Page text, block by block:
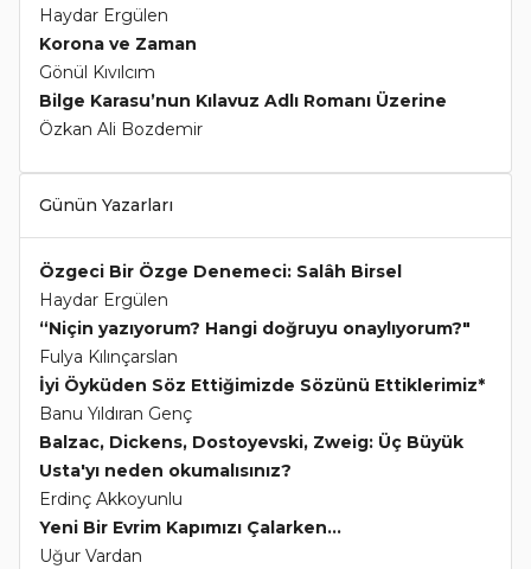
Haydar Ergülen
Korona ve Zaman
Gönül Kıvılcım
Bilge Karasu’nun Kılavuz Adlı Romanı Üzerine
Özkan Ali Bozdemir
Günün Yazarları
Özgeci Bir Özge Denemeci: Salâh Birsel
Haydar Ergülen
“Niçin yazıyorum? Hangi doğruyu onaylıyorum?"
Fulya Kılınçarslan
İyi Öyküden Söz Ettiğimizde Sözünü Ettiklerimiz*
Banu Yıldıran Genç
Balzac, Dickens, Dostoyevski, Zweig: Üç Büyük
Usta'yı neden okumalısınız?
Erdinç Akkoyunlu
Yeni Bir Evrim Kapımızı Çalarken...
Uğur Vardan